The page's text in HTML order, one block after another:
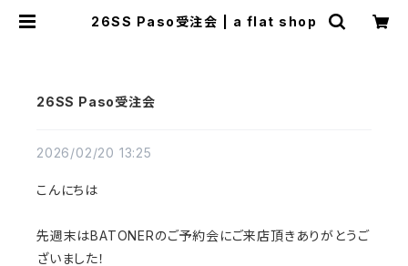
26SS Paso受注会 | a flat shop
26SS Paso受注会
2026/02/20 13:25
こんにちは
先週末はBATONERのご予約会にご来店頂きありがとうご
ざいました！